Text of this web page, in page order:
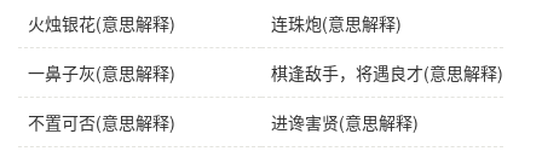
火烛银花(意思解释) 连珠炮(意思解释)
一鼻子灰(意思解释) 棋逢敌手，将遇良才(意思解释)
不置可否(意思解释) 进谗害贤(意思解释)